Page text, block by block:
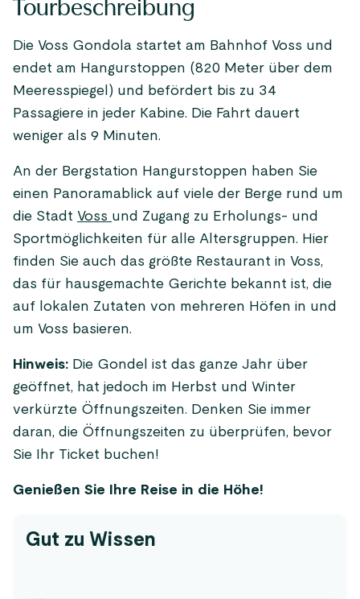
Tourbeschreibung
Die Voss Gondola startet am Bahnhof Voss und
endet am Hangurstoppen (820 Meter über dem
Meeresspiegel) und befördert bis zu 34
Passagiere in jeder Kabine. Die Fahrt dauert
weniger als 9 Minuten.
An der Bergstation Hangurstoppen haben Sie
einen Panoramablick auf viele der Berge rund um
die Stadt Voss und Zugang zu Erholungs- und
Sportmöglichkeiten für alle Altersgruppen. Hier
finden Sie auch das größte Restaurant in Voss,
das für hausgemachte Gerichte bekannt ist, die
auf lokalen Zutaten von mehreren Höfen in und
um Voss basieren.
Hinweis: Die Gondel ist das ganze Jahr über
geöffnet, hat jedoch im Herbst und Winter
verkürzte Öffnungszeiten. Denken Sie immer
daran, die Öffnungszeiten zu überprüfen, bevor
Sie Ihr Ticket buchen!
Genießen Sie Ihre Reise in die Höhe!
Gut zu Wissen